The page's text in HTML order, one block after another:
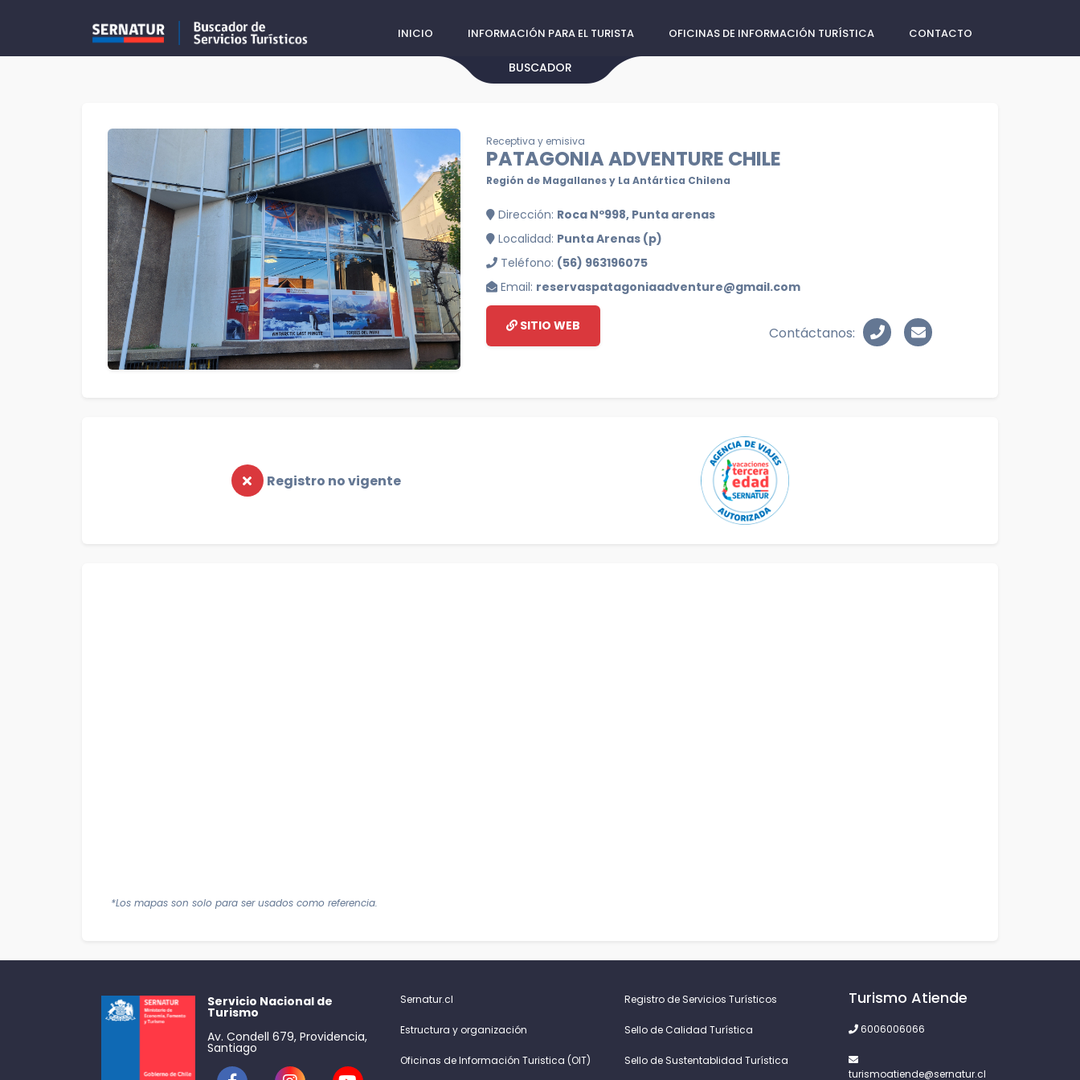
INICIO INFORMACIÓN PARA EL TURISTA OFICINAS DE INFORMACIÓN TURÍSTICA CONTACTO
BUSCADOR
Receptiva y emisiva
PATAGONIA ADVENTURE CHILE
Región de Magallanes y La Antártica Chilena
Dirección: Roca Nº998, Punta arenas
Localidad: Punta Arenas (p)
Teléfono: (56) 963196075
Email: reservaspatagoniaadventure@gmail.com
SITIO WEB Contáctanos:
Registro no vigente
*Los mapas son solo para ser usados como referencia.
Servicio Nacional de
Turismo
Av. Condell 679, Providencia,
Santiago
Sernatur.cl
Estructura y organización
Oficinas de Información Turistica (OIT)
Registro de Servicios Turísticos
Sello de Calidad Turística
Sello de Sustentablidad Turística
Turismo Atiende
6006006066
turismoatiende@sernatur.cl